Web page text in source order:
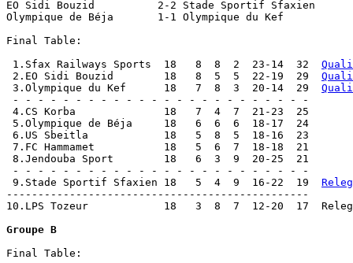
EO Sidi Bouzid		2-2 Stade Sportif Sfaxien
Olympique de Béja	1-1 Olympique du Kef
Final Table:
1.Sfax Railways Sports  18   8  8  2  23-14  32
2.EO Sidi Bouzid        18   8  5  5  22-19  29
3.Olympique du Kef      18   7  8  3  20-14  29
- - - - - - - - - - - - - - - - - - - - - - - -
4.CS Korba              18   7  4  7  21-23  25
5.Olympique de Béja     18   6  6  6  18-17  24
6.US Sbeitla            18   5  8  5  18-16  23
7.FC Hammamet           18   5  6  7  18-18  21
8.Jendouba Sport        18   6  3  9  20-25  21
- - - - - - - - - - - - - - - - - - - - - - - -
9.Stade Sportif Sfaxien 18   5  4  9  16-22  19
------------------------------------------------
10.LPS Tozeur            18   3  8  7  12-20  17
Groupe B
Final Table: